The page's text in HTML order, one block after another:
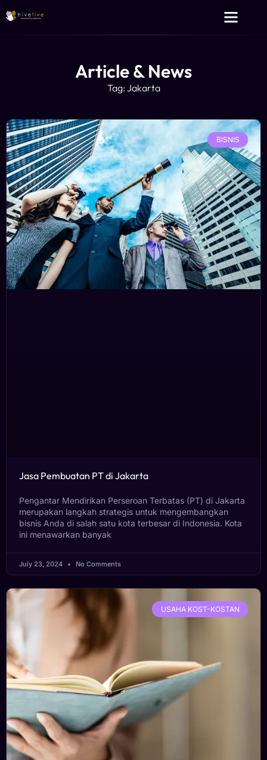
Article & News
Tag: Jakarta
BISNIS
Jasa Pembuatan PT di Jakarta
Pengantar Mendirikan Perseroan Terbatas (PT) di Jakarta
merupakan langkah strategis untuk mengembangkan
bisnis Anda di salah satu kota terbesar di Indonesia. Kota
ini menawarkan banyak
July 23, 2024 No Comments
USAHA KOST-KOSTAN